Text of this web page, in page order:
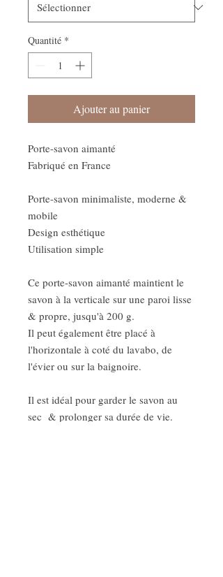
Quantité *
Ajouter au panier
Porte-savon aimanté
Fabriqué en France
Porte-savon minimaliste, moderne &
mobile
Design esthétique
Utilisation simple
Ce porte-savon aimanté maintient le
savon à la verticale sur une paroi lisse
& propre, jusqu'à 200 g.
Il peut également être placé à
l'horizontale à coté du lavabo, de
l'évier ou sur la baignoire.
Il est idéal pour garder le savon au
sec & prolonger sa durée de vie.